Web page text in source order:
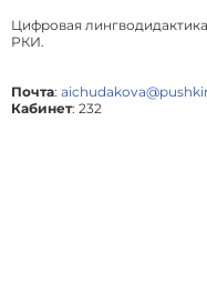
Цифровая
РКИ.
Почта:
Кабинет: 232